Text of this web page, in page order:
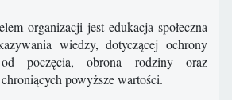
organizacji jest edukacja społeczna
wiedzy, dotyczącej ochrony
poczęcia, obrona rodziny oraz
powyższe wartości.